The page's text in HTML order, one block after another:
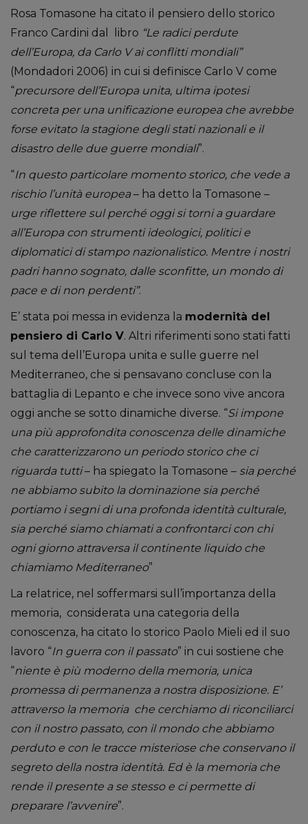
Rosa Tomasone ha citato il pensiero dello storico
Franco Cardini dal libro “Le radici perdute
dell’Europa, da Carlo V ai conflitti mondiali”
(Mondadori 2006) in cui si definisce Carlo V come
“precursore dell’Europa unita, ultima ipotesi
concreta per una unificazione europea che avrebbe
forse evitato la stagione degli stati nazionali e il
disastro delle due guerre mondiali”.
“In questo particolare momento storico, che vede a
rischio l’unità europea– ha detto la Tomasone –
urge riflettere sul perché oggi si torni a guardare
all’Europa con strumenti ideologici, politici e
diplomatici di stampo nazionalistico. Mentre i nostri
padri hanno sognato, dalle sconfitte, un mondo di
pace e di non perdenti”.
E’ stata poi messa in evidenza la modernità del
pensiero di Carlo V. Altri riferimenti sono stati fatti
sul tema dell’Europa unita e sulle guerre nel
Mediterraneo, che si pensavano concluse con la
battaglia di Lepanto e che invece sono vive ancora
oggi anche se sotto dinamiche diverse. “Si impone
una più approfondita conoscenza delle dinamiche
che caratterizzarono un periodo storico che ci
riguarda tutti– ha spiegato la Tomasone – sia perché
ne abbiamo subito la dominazione sia perché
portiamo i segni di una profonda identità culturale,
sia perché siamo chiamati a confrontarci con chi
ogni giorno attraversa il continente liquido che
chiamiamo Mediterraneo”
La relatrice, nel soffermarsi sull’importanza della
memoria, considerata una categoria della
conoscenza, ha citato lo storico Paolo Mieli ed il suo
lavoro “In guerra con il passato” in cui sostiene che
“niente è più moderno della memoria, unica
promessa di permanenza a nostra disposizione. E’
attraverso la memoria che cerchiamo di riconciliarci
con il nostro passato, con il mondo che abbiamo
perduto e con le tracce misteriose che conservano il
segreto della nostra identità. Ed è la memoria che
rende il presente a se stesso e ci permette di
preparare l’avvenire”.